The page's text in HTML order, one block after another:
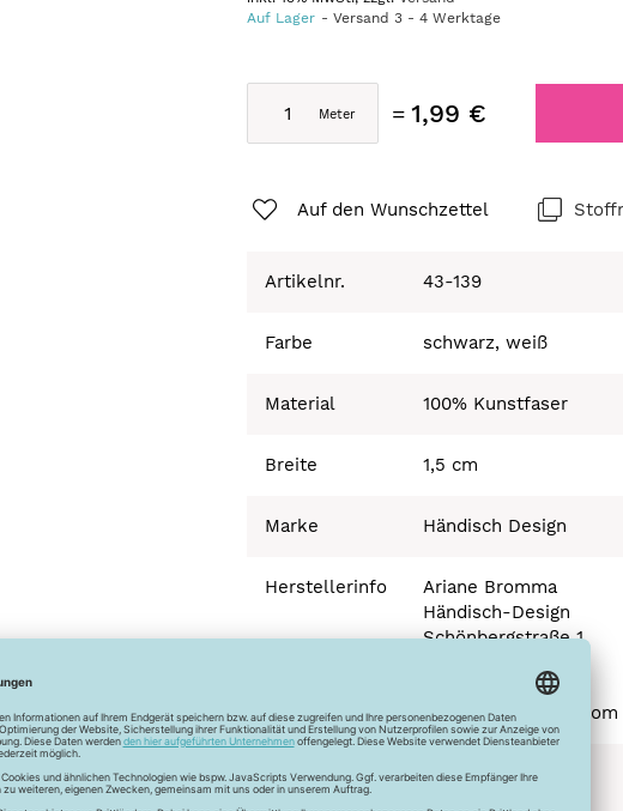
Auf Lager
Versand3 -4 Werktage
1,99 €
Auf den Wunschzettel
Artikelnr. 43-139
Farbe schwarz, weiß
Material 100% Kunstfaser
Breite 1,5 cm
Marke Händisch Design
Herstellerinfo
Ariane Bromma
Händisch-Design
Schönbergstraße 1
info (a) haendisch.com
Bügeln bei geringer Stufe 110°C